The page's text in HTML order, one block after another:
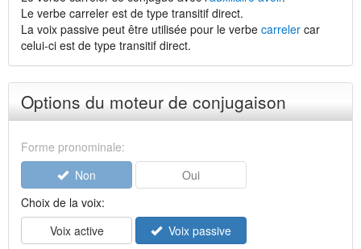
Le verbe carreler est de type transitif direct.
La voix passive peut être utilisée pour le verbe carreler car
celui-ci est de type transitif direct.
Options du moteur de conjugaison
Forme pronominale:
Non
Oui
Choix de la voix:
Voix active
Voix passive